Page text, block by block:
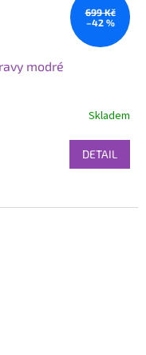
699 Kč
–42 %
modré
Skladem
DETAIL